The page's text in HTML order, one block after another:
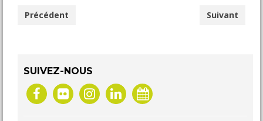
Précédent Suivant
SUIVEZ-NOUS